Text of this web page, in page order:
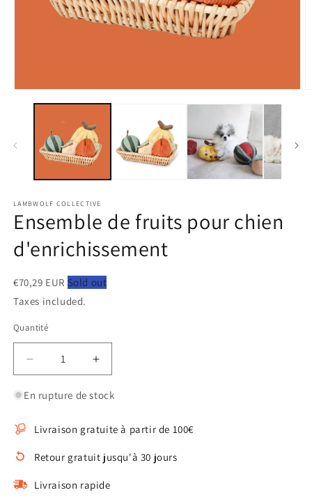
une
fenêtre
LAMBWOLF COLLECTIVE
Ensemble de fruits pour chien
d'enrichissement
€70,29 EUR Sold out
Taxes included.
Quantité
Quantité
Réduire
la
quantité
Ensemble
fruits
chien
Augmenter
la
quantité
Ensemble
de
fruits
pour
chien
En rupture de stock
Livraison gratuite à partir de 100€
Retour gratuit jusqu'à 30 jours
Livraison rapide